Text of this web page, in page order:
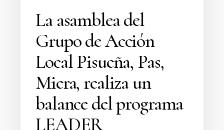
realiza
programa
La asamblea del
Grupo de Acción
Local Pisueña, Pas,
Miera, realiza un
balance del programa
LEADER